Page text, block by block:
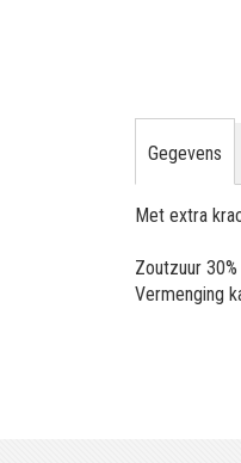
begin
gallerij
Gegevens
Met extra
Zoutzuur
Vermenging